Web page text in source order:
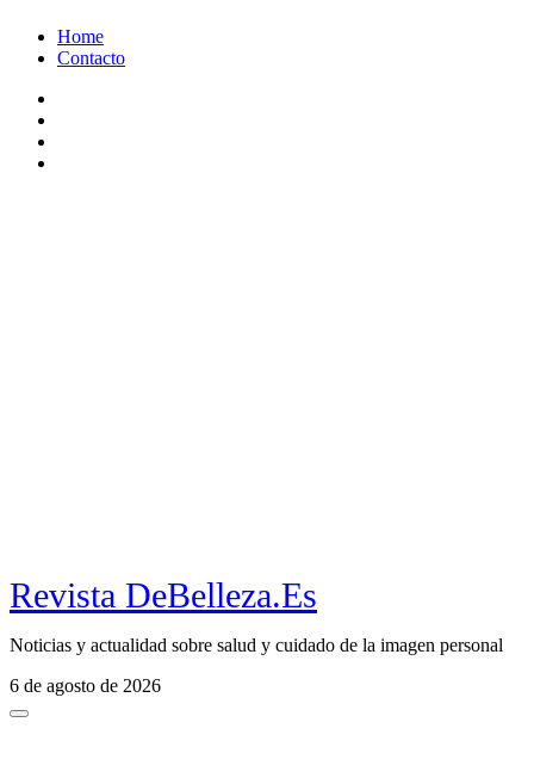
Home
Contacto
Revista DeBelleza.Es
Noticias y actualidad sobre salud y cuidado de la imagen personal
6 de agosto de 2026